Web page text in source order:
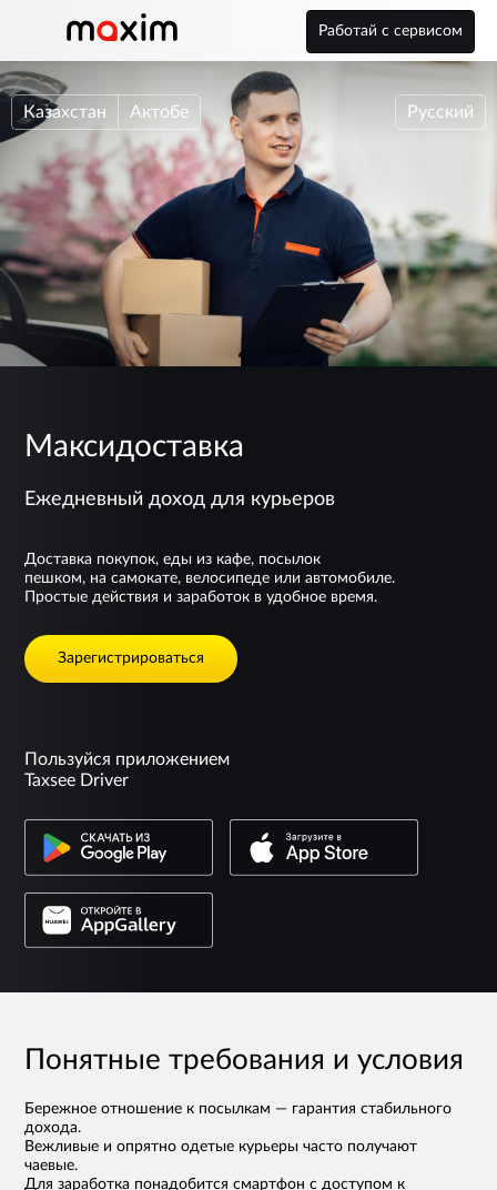
Работай с сервисом
Казахстан Актобе Русский
Максидоставка
Ежедневный доход для курьеров
Доставка покупок, еды из кафе, посылок
пешком, на самокате, велосипеде или автомобиле.
Простые действия и заработок в удобное время.
Зарегистрироваться
Пользуйся приложением
Taxsee Driver
Понятные требования и условия
Бережное отношение к посылкам — гарантия стабильного
дохода.
Вежливые и опрятно одетые курьеры часто получают
чаевые.
Для заработка понадобится смартфон с доступом к